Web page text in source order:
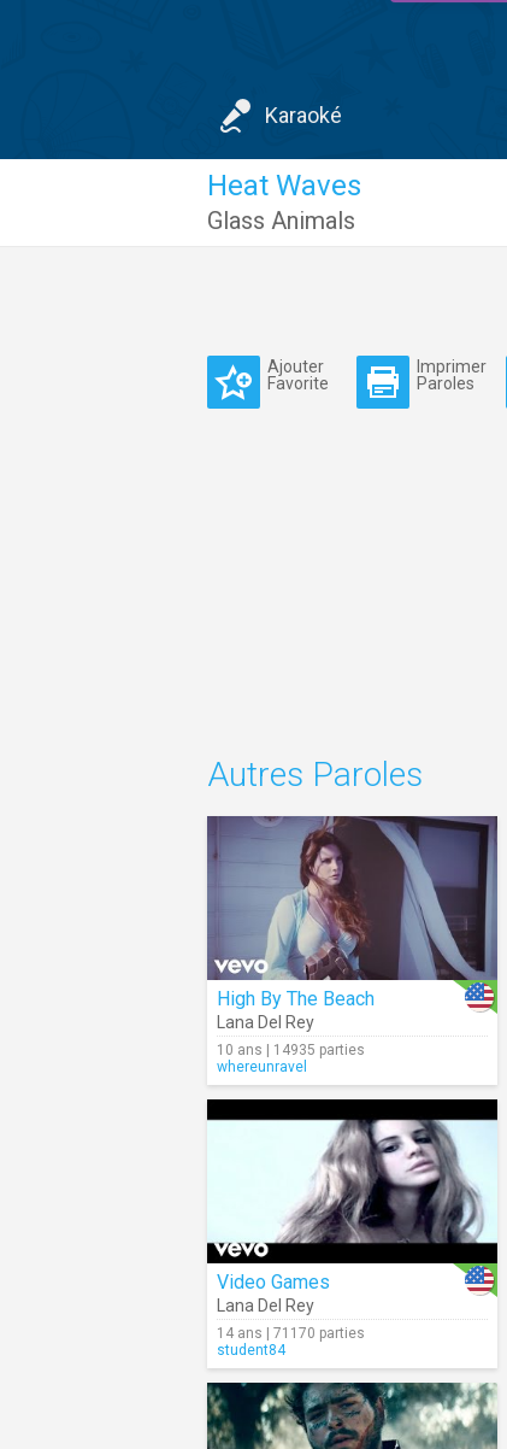
Karaoké
Heat Waves
Glass Animals
Ajouter
Favorite
Imprimer
Paroles
Autres Paroles
High By The Beach
Lana Del Rey
10 ans | 14935 parties
whereunravel
Video Games
Lana Del Rey
14 ans | 71170 parties
student84